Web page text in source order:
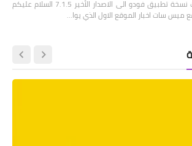
تحديث نسخة تطبيق فودو الى الاصدار الأخير 7.1.5 السلام عليكم
ميس سات اخبار الموقع الاول الذي يوا…